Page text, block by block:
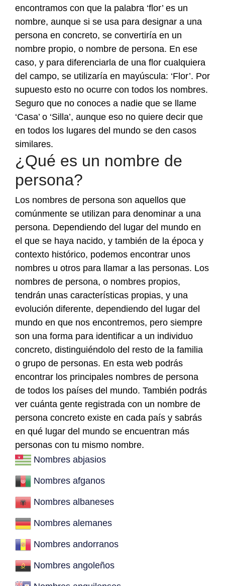
encontramos con que la palabra ‘flor’ es un
nombre, aunque si se usa para designar a una
persona en concreto, se convertiría en un
nombre propio, o nombre de persona. En ese
caso, y para diferenciarla de una flor cualquiera
del campo, se utilizaría en mayúscula: ‘Flor’. Por
supuesto esto no ocurre con todos los nombres.
Seguro que no conoces a nadie que se llame
‘Casa’ o ‘Silla’, aunque eso no quiere decir que
en todos los lugares del mundo se den casos
similares.
¿Qué es un nombre de
persona?
Los nombres de persona son aquellos que
comúnmente se utilizan para denominar a una
persona. Dependiendo del lugar del mundo en
el que se haya nacido, y también de la época y
contexto histórico, podemos encontrar unos
nombres u otros para llamar a las personas. Los
nombres de persona, o nombres propios,
tendrán unas características propias, y una
evolución diferente, dependiendo del lugar del
mundo en que nos encontremos, pero siempre
son una forma para identificar a un individuo
concreto, distinguiéndolo del resto de la familia
o grupo de personas. En esta web podrás
encontrar los principales nombres de persona
de todos los países del mundo. También podrás
ver cuánta gente registrada con un nombre de
persona concreto existe en cada país y sabrás
en qué lugar del mundo se encuentran más
personas con tu mismo nombre.
Nombres abjasios
Nombres afganos
Nombres albaneses
Nombres alemanes
Nombres andorranos
Nombres angoleños